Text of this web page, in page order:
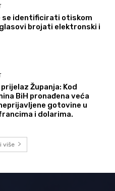
se identificirati otiskom
brojati elektronski i
Županja: Kod
BiH pronađena veća
gotovine u
i dolarima.
više